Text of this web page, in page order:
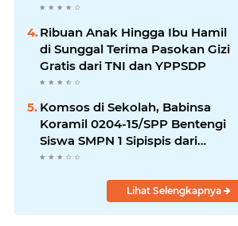
Ribuan Anak Hingga Ibu Hamil
di Sunggal Terima Pasokan Gizi
Gratis dari TNI dan YPPSDP
Komsos di Sekolah, Babinsa
Koramil 0204-15/SPP Bentengi
Siswa SMPN 1 Sipispis dari
Bahaya Narkotika
Lihat Selengkapnya